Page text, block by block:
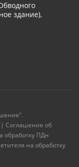
здание),
| Соглашение об
обработку ПДн
на обработку